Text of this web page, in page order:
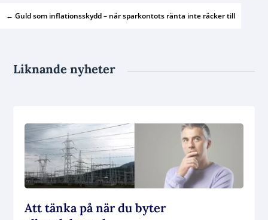
← Guld som inflationsskydd – när sparkontots ränta inte räcker till
Liknande nyheter
Att tänka på när du byter